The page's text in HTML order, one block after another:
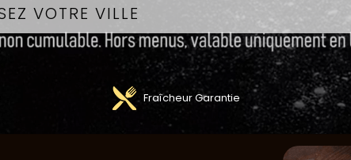
Fraîcheur Garantie